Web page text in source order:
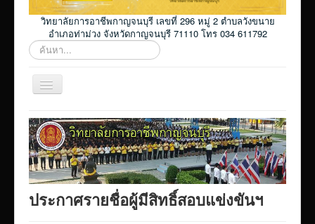
วิทยาลัยการอาชีพกาญจนบุรี เลขที่ 296 หมู่ 2 ตำบลวังขนาย
อำเภอท่าม่วง จังหวัดกาญจนบุรี 71110 โทร 034 611792
ค้นหา...
สลับ
เก
ชั่น
Home
โปรแกรม ศธ02 ออนไลน์
Elearning_kicec
Facebookงานประชาสัมพันธ์
ประกาศรายชื่อผู้มีสิทธิ์สอบแข่งขันฯ